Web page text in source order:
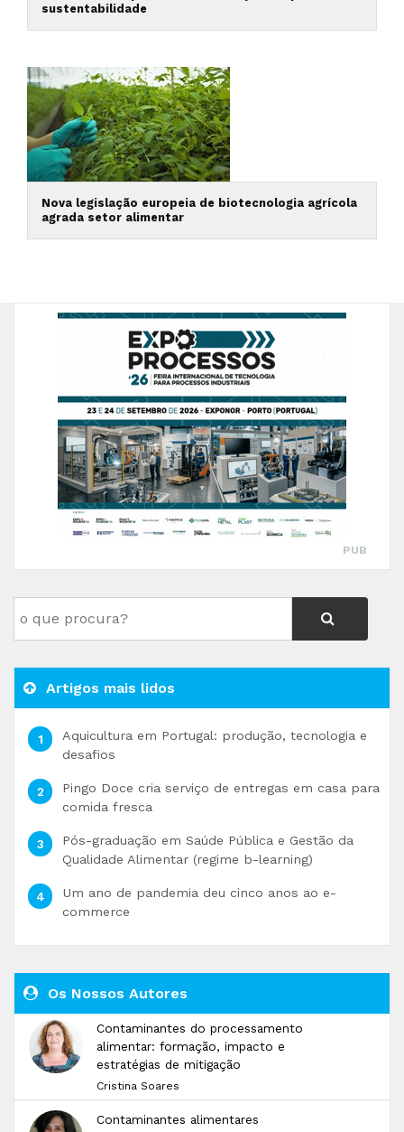
sustentabilidade
Nova legislação europeia de biotecnologia agrícola
agrada setor alimentar
PUB
Artigos mais lidos
Aquicultura em Portugal: produção, tecnologia e
desafios
Pingo Doce cria serviço de entregas em casa para
comida fresca
Pós-graduação em Saúde Pública e Gestão da
Qualidade Alimentar (regime b-learning)
Um ano de pandemia deu cinco anos ao e-
commerce
Os Nossos Autores
Contaminantes do processamento
alimentar: formação, impacto e
estratégias de mitigação
Cristina Soares
Contaminantes alimentares